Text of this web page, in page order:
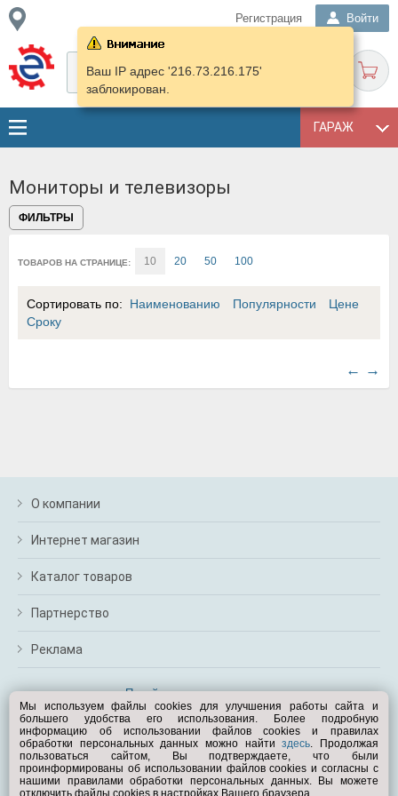
Регистрация Войти
ГАРАЖ
Ваш IP адрес '216.73.216.175'
заблокирован.
Мониторы и телевизоры
ФИЛЬТРЫ
ТОВАРОВ НА СТРАНИЦЕ: 10 20 50 100
Сортировать по: Наименованию Популярности
Цене
Сроку
← →
О компании
Интернет магазин
Каталог товаров
Партнерство
Реклама
Перейти на полную версию
Вам помочь?
© Exist.ru 1998—2026
Мы используем файлы cookies для улучшения работы сайта и
большего удобства его использования. Более подробную
информацию об использовании файлов cookies и правилах
обработки персональных данных можно найтиздесь. Продолжая
пользоваться сайтом, Вы подтверждаете, что были
проинформированы об использовании файлов cookies и согласны с
нашими правилами обработки персональных данных. Вы можете
отключить файлы cookies в настройках Вашего браузера.